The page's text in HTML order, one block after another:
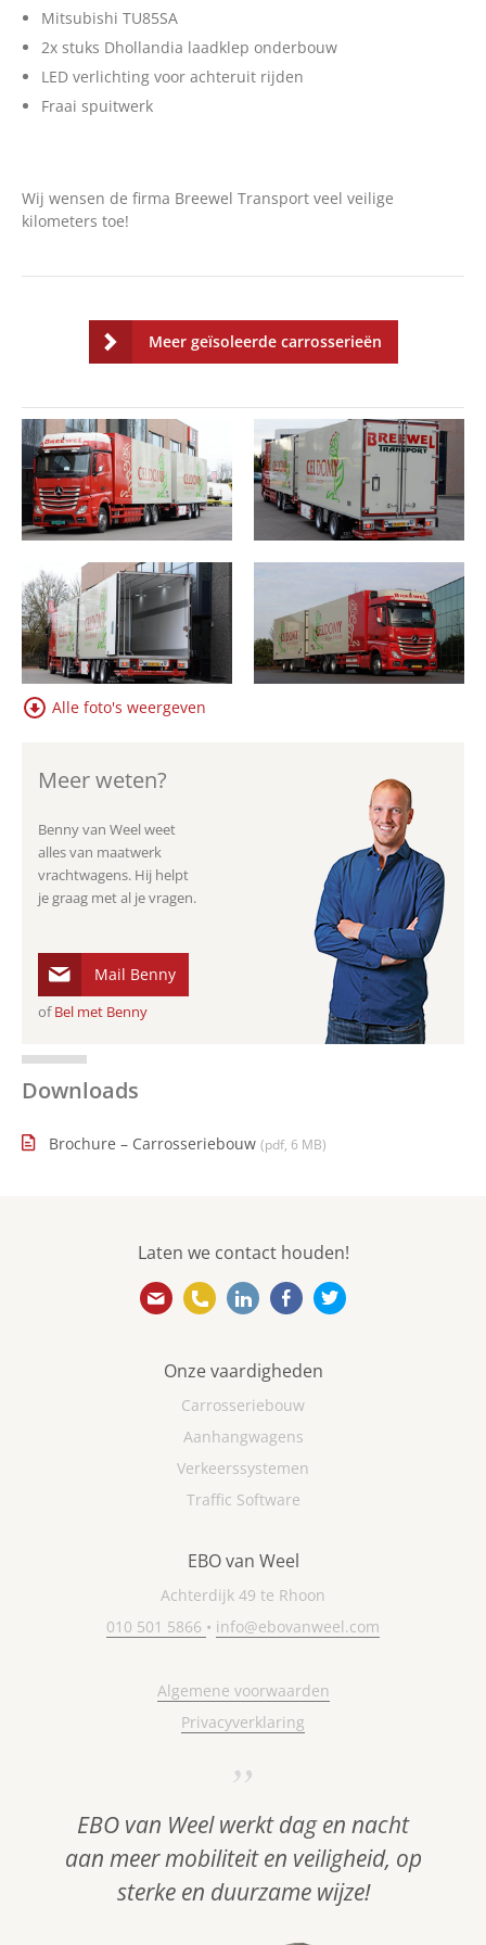
Over ons
Vacatures
Mitsubishi TU85SA
2x stuks Dhollandia laadklep onderbouw
LED verlichting voor achteruit rijden
Fraai spuitwerk
Wij wensen de firma Breewel Transport veel veilige
kilometers toe!
Meer geïsoleerde carrosserieën
Alle foto's weergeven
Meer weten?
Benny van Weel weet
alles van maatwerk
vrachtwagens. Hij helpt
je graag met al je vragen.
Mail Benny
of Bel met Benny
Downloads
Brochure – Carrosseriebouw (pdf, 6 MB)
Laten we contact houden!
info@ebovanweel.com
010 501 5866
https://www.linkedin.com/
https://
Onze vaardigheden
Carrosseriebouw
Aanhangwagens
Verkeerssystemen
Traffic Software
EBO van Weel
Achterdijk 49 te Rhoon
010 501 5866 • info@ebovanweel.com
Algemene voorwaarden
Privacyverklaring
EBO van Weel werkt dag en nacht
aan meer mobiliteit en veiligheid, op
sterke en duurzame wijze!